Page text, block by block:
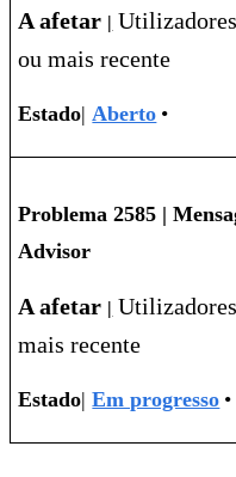
A afetar |
ou mais recente
Estado| Aberto •
Problema 2585 |
Advisor
A afetar |
mais recente
Estado|Em progresso •